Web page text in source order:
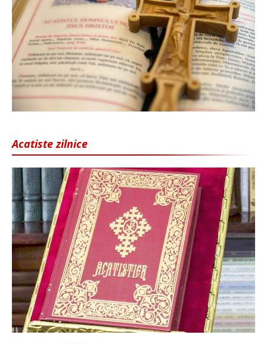
Acatiste zilnice